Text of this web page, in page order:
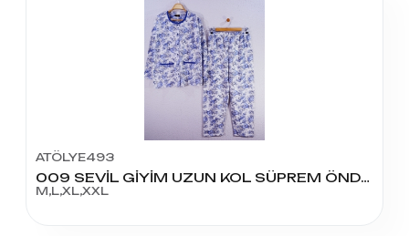
ATÖLYE493
009 SEVİL GİYİM UZUN KOL SÜPREM ÖNDEN AÇIK PİJAMA TAKIMI
M,L,XL,XXL